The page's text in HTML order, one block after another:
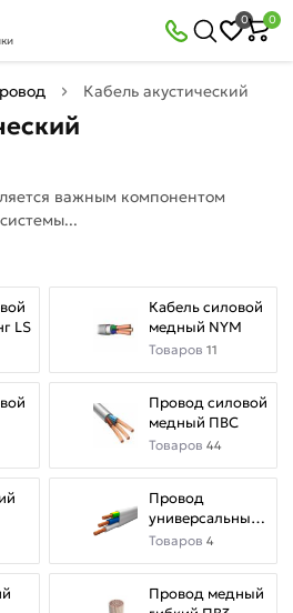
0 0
Кабель акустический
важным компонентом
LS
Кабель силовой
медный NYM
Товаров 11
Провод силовой
медный ПВС
Товаров 44
Провод
универсальный
ПБГВВ (ПУГНП)
Товаров 4
Провод медный